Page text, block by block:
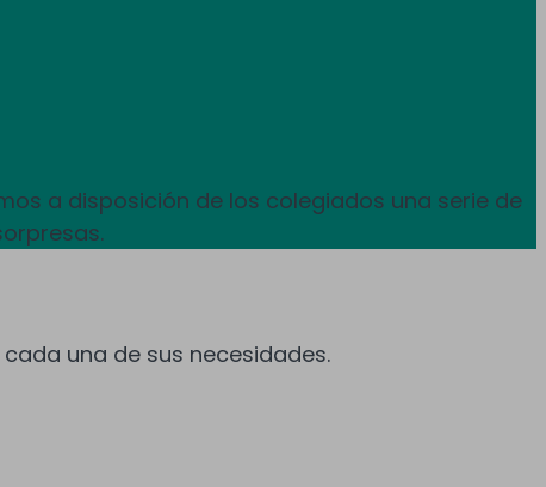
a disposición de los colegiados una serie de
una de sus necesidades.